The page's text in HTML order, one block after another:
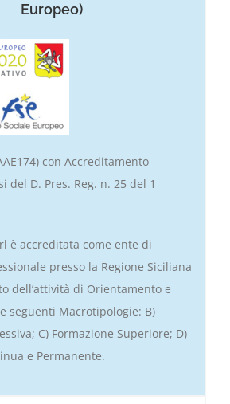
Europeo)
con Accreditamento
del D. Pres. Reg. n. 25 del 1
è accreditata come ente di
presso la Regione Siciliana
dell’attività di Orientamento e
seguenti Macrotipologie: B)
C) Formazione Superiore; D)
e Permanente.